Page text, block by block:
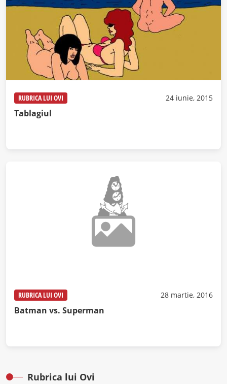
RUBRICA LUI OVI 24 iunie, 2015
Tablagiul
RUBRICA LUI OVI 28 martie, 2016
Batman vs. Superman
Rubrica lui Ovi